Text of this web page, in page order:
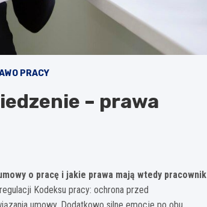
PRACY
– prawa
o pracę i jakie prawa mają wtedy pracownik
Kodeksu pracy: ochrona przed